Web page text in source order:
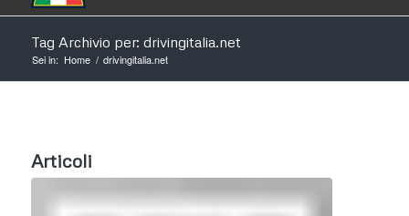
Tag Archivio per: drivingitalia.net
Sei in: Home / drivingitalia.net
Articoli